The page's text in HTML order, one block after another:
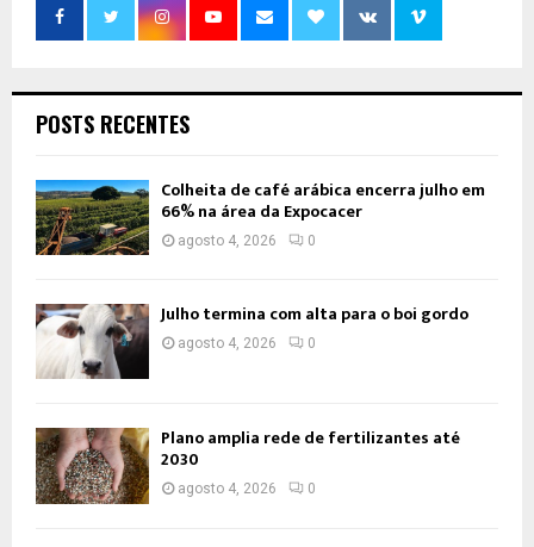
POSTS RECENTES
Colheita de café arábica encerra julho em
66% na área da Expocacer
agosto 4, 2026 0
Julho termina com alta para o boi gordo
agosto 4, 2026 0
Plano amplia rede de fertilizantes até
2030
agosto 4, 2026 0